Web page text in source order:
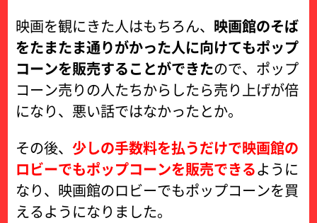
映画を観にきた人はもちろん、 映画館のそば
をたまたま通りがかった人に向けてもポップ
コーンを販売することができたので、ポップ
コーン売りの人たちからしたら売り上げが倍
になり、悪い話ではなかったとか。
その後、少しの手数料を払うだけで映画館の
ロビーでもポップコーンを販売できるように
なり、映画館のロビーでもポップコーンを買
えるようになりました。